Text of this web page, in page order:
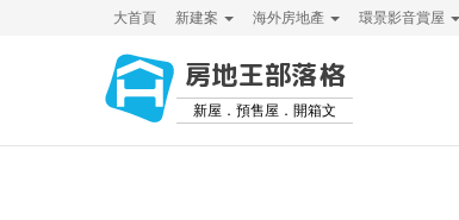
大首頁 新建案 海外房地產 環景影音賞屋
房地王部落格
新屋．預售屋．開箱文